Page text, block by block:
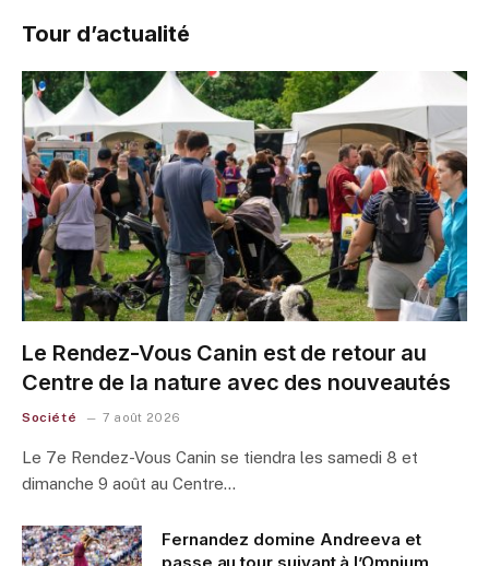
Tour d’actualité
Le Rendez-Vous Canin est de retour au
Centre de la nature avec des nouveautés
Société 7 août 2026
Le 7e Rendez-Vous Canin se tiendra les samedi 8 et
dimanche 9 août au Centre…
Fernandez domine Andreeva et